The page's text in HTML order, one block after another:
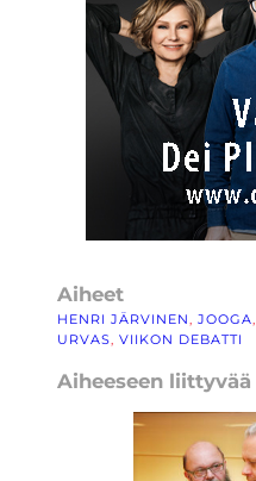
Aiheet
HENRI JÄRVINEN, JOOGA,
URVAS, VIIKON DEBATTI
Aiheeseen liittyvää